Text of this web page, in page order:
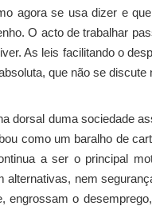
agora se usa dizer e
O acto de trabalhar
As leis facilitando o
que não se discute
dorsal duma sociedade
como um baralho de
a ser o principal
nem
engrossam o